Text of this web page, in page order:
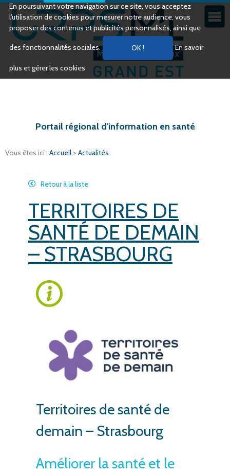
En poursuivant votre navigation sur ce site, vous acceptez
l’utilisation de cookies pour mesurer notre audience, vous
proposer des contenus et publicités personnalisés, ainsi que
des fonctionnalités sociales. En savoir
plus et gérer les cookies
Portail régional d'information en santé
Vous êtes ici : Accueil > Actualités
Retour à la liste
TERRITOIRES DE
SANTÉ DE DEMAIN
– STRASBOURG
Territoires de santé de
demain – Strasbourg
Améliorer la santé et le